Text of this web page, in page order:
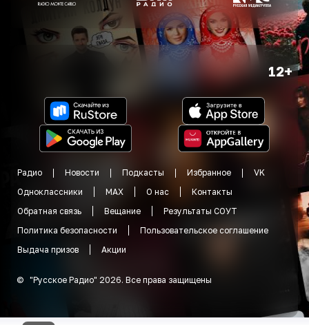
12+
Радио Новости Подкасты Избранное
VK
Одноклассники
MAX О нас
Контакты
Обратная связь
Вещание
Результаты СОУТ
Политика безопасности
Пользовательское соглашение
Выдача призов
Акции
© "Русское Радио" 2026. Все права защищены